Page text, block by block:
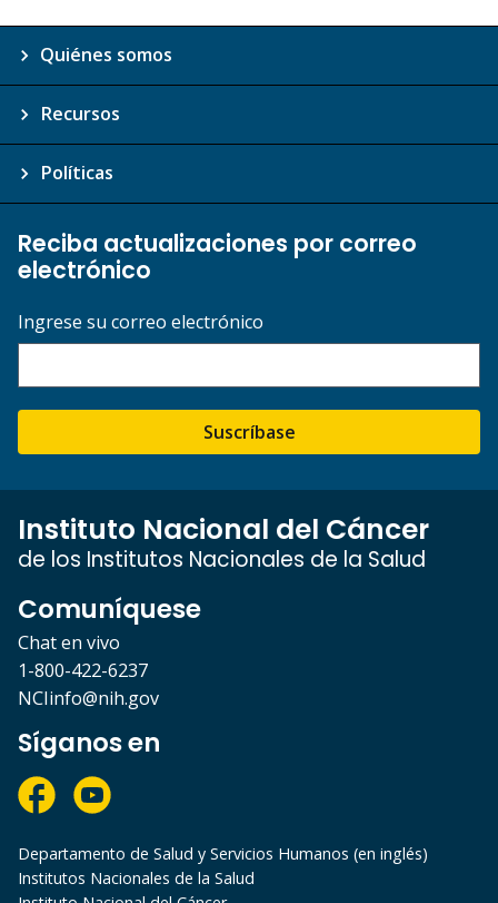
Quiénes somos
Recursos
Políticas
Reciba actualizaciones por correo
electrónico
Ingrese su correo electrónico
Suscríbase
Instituto Nacional del Cáncer
de los Institutos Nacionales de la Salud
Comuníquese
Chat en vivo
1-800-422-6237
NCIinfo@nih.gov
Síganos en
Departamento de Salud y Servicios Humanos (en inglés)
Institutos Nacionales de la Salud